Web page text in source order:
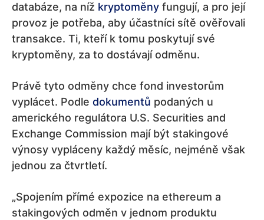
databáze, na níž kryptoměny fungují, a pro její
provoz je potřeba, aby účastníci sítě ověřovali
transakce. Ti, kteří k tomu poskytují své
kryptoměny, za to dostávají odměnu.
Právě tyto odměny chce fond investorům
vyplácet. Podle dokumentů podaných u
amerického regulátora U.S. Securities and
Exchange Commission mají být stakingové
výnosy vypláceny každý měsíc, nejméně však
jednou za čtvrtletí.
„Spojením přímé expozice na ethereum a
stakingových odměn v jednom produktu